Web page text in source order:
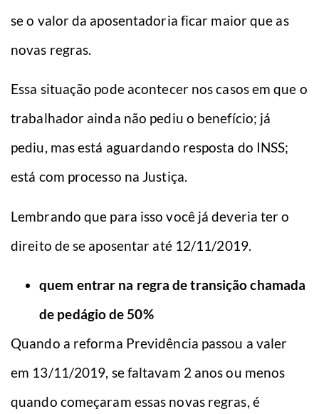
se o valor da aposentadoria ficar maior que as
novas regras.
Essa situação pode acontecer nos casos em que o
trabalhador ainda não pediu o benefício; já
pediu, mas está aguardando resposta do INSS;
está com processo na Justiça.
Lembrando que para isso você já deveria ter o
direito de se aposentar até 12/11/2019.
quem entrar na regra de transição chamada
de pedágio de 50%
Quando a reforma Previdência passou a valer
em 13/11/2019, se faltavam 2 anos ou menos
quando começaram essas novas regras, é